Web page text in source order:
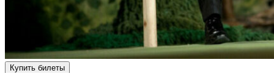
Купить билеты